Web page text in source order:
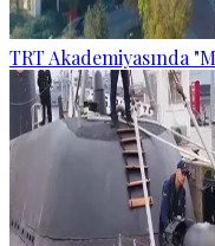
TRT Akademiyasında